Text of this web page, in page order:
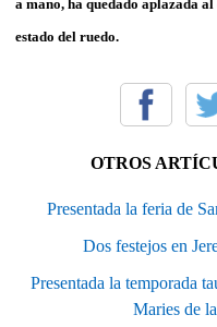
a mano, ha quedado aplazada
estado del ruedo.
OTROS
Presentada la feria de
Dos festejos en
Presentada la temporada
Maries de